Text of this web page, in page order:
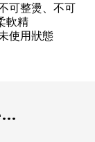
可整燙、不可
軟精
使用狀態